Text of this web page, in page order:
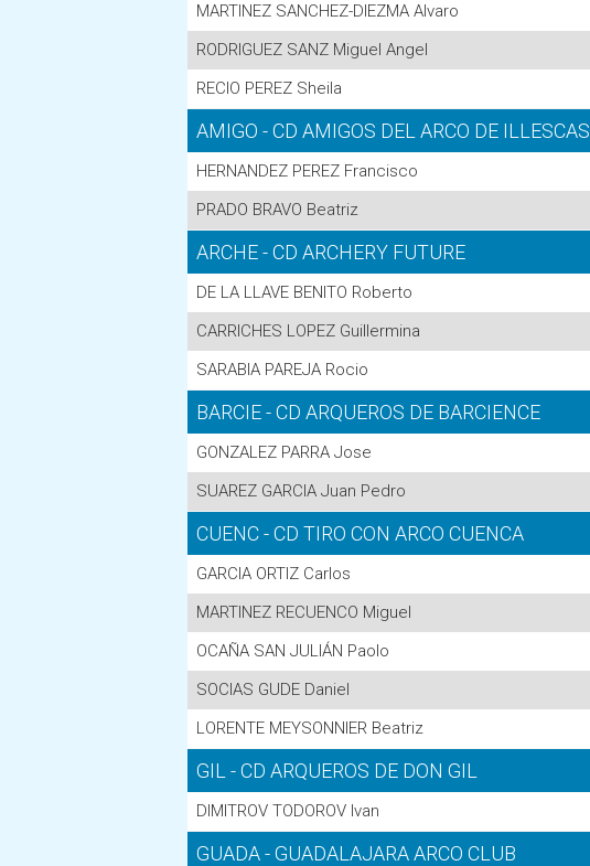
MARTINEZ SANCHEZ-DIEZMA Alvaro
RODRIGUEZ SANZ Miguel Angel
RECIO PEREZ Sheila
AMIGO - CD AMIGOS DEL ARCO DE ILLESCAS
HERNANDEZ PEREZ Francisco
PRADO BRAVO Beatriz
ARCHE - CD ARCHERY FUTURE
DE LA LLAVE BENITO Roberto
CARRICHES LOPEZ Guillermina
SARABIA PAREJA Rocio
BARCIE - CD ARQUEROS DE BARCIENCE
GONZALEZ PARRA Jose
SUAREZ GARCIA Juan Pedro
CUENC - CD TIRO CON ARCO CUENCA
GARCIA ORTIZ Carlos
MARTINEZ RECUENCO Miguel
OCAÑA SAN JULIÁN Paolo
SOCIAS GUDE Daniel
LORENTE MEYSONNIER Beatriz
GIL - CD ARQUEROS DE DON GIL
DIMITROV TODOROV Ivan
GUADA - GUADALAJARA ARCO CLUB